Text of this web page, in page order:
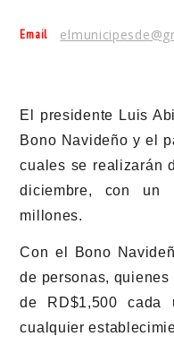
Email
El presidente Luis
Bono Navideño y el
cuales se realizarán
diciembre, con un
millones.
Con el Bono
de personas,
de RD$1,500 cada
cualquier